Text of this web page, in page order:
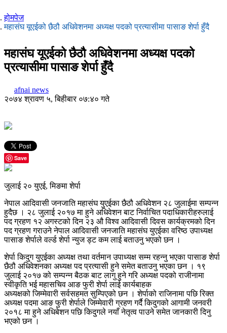
होमपेज
महासंघ यूएईको छैठौ अधिवेशनमा अध्यक्ष पदको प्रत्यासीमा पासाङ शेर्पा हुँदै
महासंघ यूएईको छैठौ अधिवेशनमा अध्यक्ष पदको
प्रत्यासीमा पासाङ शेर्पा हुँदै
afnai news
२०७४ श्रावण ५, बिहीबार ०७:४० गते
Save
जुलाई २० युएई, मिङमा शेर्पा
नेपाल आदिवासी जनजाति महासंघ युएईका छैठौ अधिवेशन २८ जुलाईमा सम्पन्न
हुदैछ । २८ जुलाई २०१७ मा हुने अधिवेशन बाट निर्वाचित पदाधिकारीहरुलाई
पद ग्रहण १२ अगस्टको दिन २३ औ विश्व आदिवासी दिवस कार्यक्रमको दिन
पद ग्रहण गराउने नेपाल आदिवासी जनजाति महासंघ युएईका वरिष्ठ उपाध्यक्ष
पासाङ शेर्पाले वर्ल्ड शेर्पा न्युज ड्ट कम लाई बताउनु भएको छन ।
शेर्पा किदुग युएईका अध्यक्ष तथा वर्तमान उपाध्यक्ष सम्म रहन्नु भएका पासाङ शेर्पा
छैठौ अधिवेशनका अध्यक्ष पद प्रत्यासी हुने समेत बताउनु भएका छन । १९
जुलाई २०१७ को सम्पन्न बैठक बाट लागु हुने गरि अध्यक्ष पदको राजीनामा
स्वीकृति भई महासचिव आङ फुरी शेर्पा लाई कार्यबाहक
अध्यक्षको जिम्मेवारी सर्वसहमत सुम्पिएको छन । शेर्पाको राजिनामा पछि रिक्त
अध्यक्ष पदमा आङ फुरी शेर्पाले जिम्मेवारी ग्रहण गर्दै किदुगको आगामी जनवरी
२०१८ मा हुने अधिबेशन पछि किदुगले नयाँ नेतृत्व पाउने समेत जानकारी दिनु
भएको छन ।